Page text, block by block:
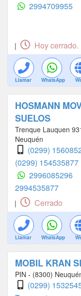
2994709955
| Hoy cerrado.
Llamar WhatsApp
HOSMANN
SUELOS
Trenque Lauquen
Neuquén
(0299)
(0299) 154535877
2996085296
2994535877
| Cerrado
Llamar WhatsApp
MOBIL KRAN
PIN - (8300)
(0299)